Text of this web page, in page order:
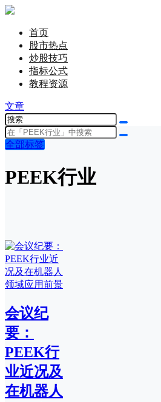
首页
股市热点
炒股技巧
指标公式
教程资源
文章
全部标签
PEEK行业
会议纪
要：
PEEK行
业近况及
在机器人